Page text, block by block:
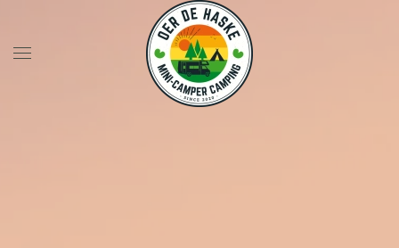
Skip to main content